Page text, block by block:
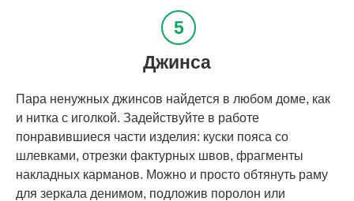
Джинса
Пара ненужных джинсов найдется в любом доме, как
и нитка с иголкой. Задействуйте в работе
понравившиеся части изделия: куски пояса со
шлевками, отрезки фактурных швов, фрагменты
накладных карманов. Можно и просто обтянуть раму
для зеркала денимом, подложив поролон или